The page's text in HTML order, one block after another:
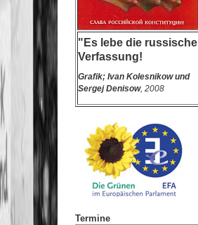
"Es lebe die russische
Verfassung!
Grafik; Ivan Kolesnikow und
Sergej Denisow, 2008
Termine